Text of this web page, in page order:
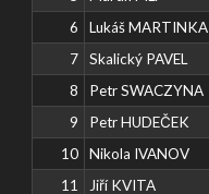
6
Lukáš MARTINKA
7
Skalický PAVEL
8
Petr SWACZYNA
9
Petr HUDEČEK
10
Nikola IVANOV
11
Jiří KVITA